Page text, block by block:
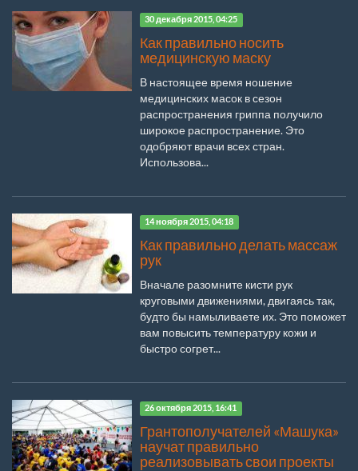
30 декабря 2015, 04:25
Как правильно носить
медицинскую маску
В настоящее время ношение
медицинских масок в сезон
распространения гриппа получило
широкое распространение. Это
одобряют врачи всех стран.
Использова...
14 ноября 2015, 04:18
Как правильно делать массаж
рук
Вначале разомните кисти рук
круговыми движениями, двигаясь так,
будто бы намыливаете их. Это поможет
вам повысить температуру кожи и
быстро согрет...
26 октября 2015, 16:41
Грантополучателей «Машука»
научат правильно
реализовывать свои проекты